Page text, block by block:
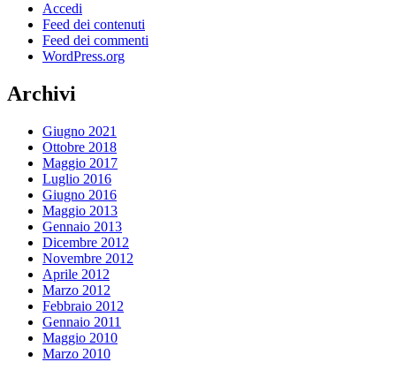
Accedi
Feed dei contenuti
Feed dei commenti
WordPress.org
Archivi
Giugno 2021
Ottobre 2018
Maggio 2017
Luglio 2016
Giugno 2016
Maggio 2013
Gennaio 2013
Dicembre 2012
Novembre 2012
Aprile 2012
Marzo 2012
Febbraio 2012
Gennaio 2011
Maggio 2010
Marzo 2010